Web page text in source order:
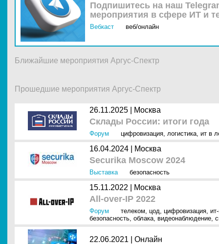
Подпишитесь на наш
мероприятия в сфере ИТ и
Вебкаст веб/онлайн
Ближайшие мероприятия Аргус-Спектр
Прошедшие мероприятия Аргус-Спектр
26.11.2025 | Москва
Склады России: итоги года
Форум цифровизация, логистика, ит в
16.04.2024 | Москва
Securika Moscow 2024
Выставка безопасность
15.11.2022 | Москва
All-over-IP 2022
Форум телеком, цод, цифровизация,
безопасность, облака, видеонаблюдение,
22.06.2021 | Онлайн